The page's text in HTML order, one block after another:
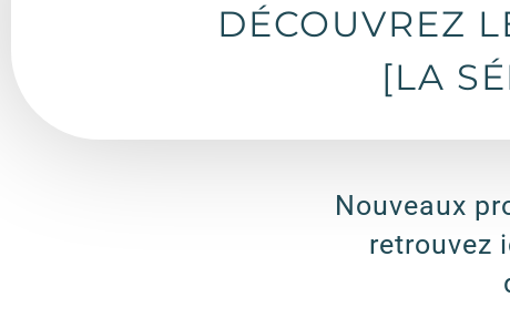
DÉCOUVREZ
[LA
Nouveaux
retrouvez